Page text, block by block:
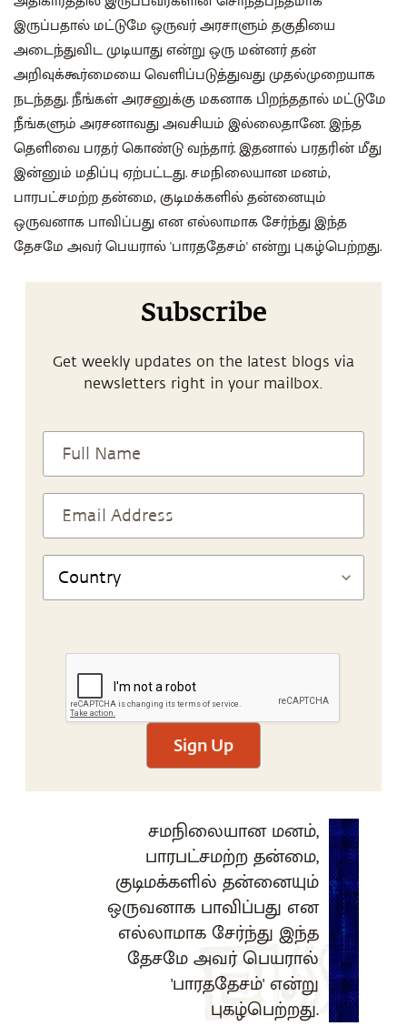
இருப்பதால் மட்டுமே ஒருவர் அரசாளும் தகுதியை
அடைந்துவிட முடியாது என்று ஒரு மன்னர் தன்
அறிவுக்கூர்மையை வெளிப்படுத்துவது முதல்முறையாக
நடந்தது. நீங்கள் அரசனுக்கு மகனாக பிறந்ததால் மட்டுமே
நீங்களும் அரசனாவது அவசியம் இல்லைதானே. இந்த
தெளிவை பரதர் கொண்டு வந்தார். இதனால் பரதரின் மீது
இன்னும் மதிப்பு ஏற்பட்டது. சமநிலையான மனம்,
பாரபட்சமற்ற தன்மை, குடிமக்களில் தன்னையும்
ஒருவனாக பாவிப்பது என எல்லாமாக சேர்ந்து இந்த
தேசமே அவர் பெயரால் 'பாரததேசம்' என்று புகழ்பெற்றது.
Subscribe
Get weekly updates on the latest blogs via
newsletters right in your mailbox.
Sign Up
சமநிலையான மனம்,
பாரபட்சமற்ற தன்மை,
குடிமக்களில் தன்னையும்
ஒருவனாக பாவிப்பது என
எல்லாமாக சேர்ந்து இந்த
தேசமே அவர் பெயரால்
'பாரததேசம்' என்று
புகழ்பெற்றது.